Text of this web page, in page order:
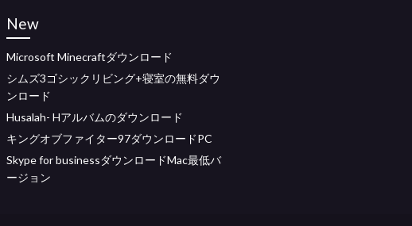
New
Microsoft Minecraftダウンロード
シムズ3ゴシックリビング+寝室の無料ダウ
ンロード
Husalah- Hアルバムのダウンロード
キングオブファイター97ダウンロードPC
Skype for businessダウンロードMac最低バ
ージョン